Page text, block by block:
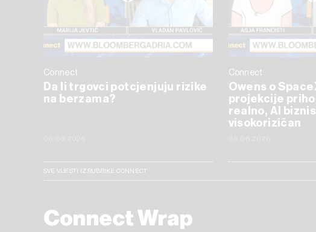
Connect
Da li trgovci potcjenjuju rizike
na berzama?
Connect
Owens o
projekcije
realno, AI
visokorizičan
SVE VIJESTI IZ RUBRIKE CONNECT
Connect Wrap